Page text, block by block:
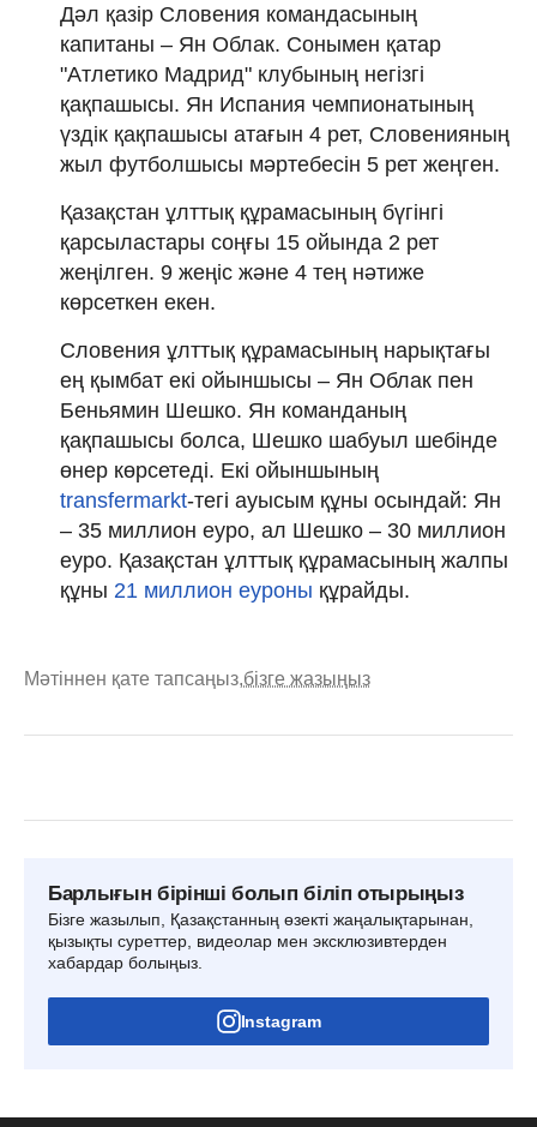
Дәл қазір Словения командасының
капитаны – Ян Облак. Сонымен қатар
"Атлетико Мадрид" клубының негізгі
қақпашысы. Ян Испания чемпионатының
үздік қақпашысы атағын 4 рет, Словенияның
жыл футболшысы мәртебесін 5 рет жеңген.
Қазақстан ұлттық құрамасының бүгінгі
қарсыластары соңғы 15 ойында 2 рет
жеңілген. 9 жеңіс және 4 тең нәтиже
көрсеткен екен.
Словения ұлттық құрамасының нарықтағы
ең қымбат екі ойыншысы – Ян Облак пен
Беньямин Шешко. Ян команданың
қақпашысы болса, Шешко шабуыл шебінде
өнер көрсетеді. Екі ойыншының
transfermarkt-тегі ауысым құны осындай: Ян
– 35 миллион еуро, ал Шешко – 30 миллион
еуро. Қазақстан ұлттық құрамасының жалпы
құны 21 миллион еуроны құрайды.
Мәтіннен қате тапсаңыз,бізге жазыңыз
Барлығын бірінші болып біліп отырыңыз
Бізге жазылып, Қазақстанның өзекті жаңалықтарынан,
қызықты суреттер, видеолар мен эксклюзивтерден
хабардар болыңыз.
Instagram